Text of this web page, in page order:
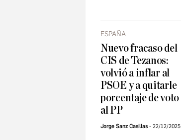
ESPAÑA
Nuevo fracaso del
CIS de Tezanos:
volvió a inflar al
PSOE y a quitarle
porcentaje de voto
al PP
Jorge Sanz Casillas 22/12/2025